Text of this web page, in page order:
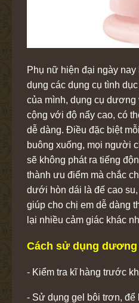
Phụ nữ hiện đại ngày
dụng các dụng cụ tình
của mình, dụng cụ dương
cộng với độ nẩy cao, có
dễ dàng. Điều đặc biệt
buông xuống, mọi người
sẽ không phát ra tiếng
thành ưu điểm mà chắc
dưới hòn dái là đế cao
giúp cho chị em dễ dàng
lại nhiều cảm giác khác
Cách sử dụng
- Kiểm tra kĩ hàng trước
- Sử dụng gel bôi trơn, để